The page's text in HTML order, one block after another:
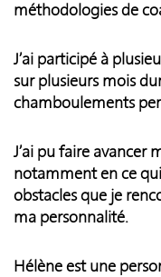
méthodologies de
J’ai participé à
sur plusieurs mois
chamboulements
J’ai pu faire avancer
notamment en ce
obstacles que je
ma personnalité.
Hélène est une